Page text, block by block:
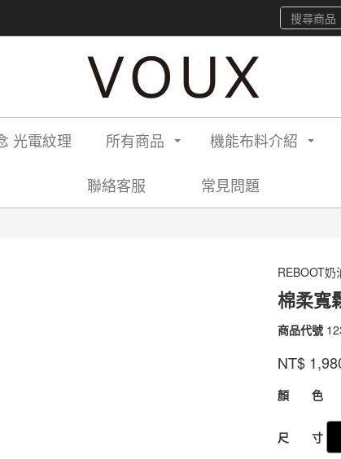
光電紋理 所有商品 機能布料介紹
聯絡客服 常見問題
REBOOT奶
棉柔寬
商品代號
品牌
NT$
顏 色
尺 寸